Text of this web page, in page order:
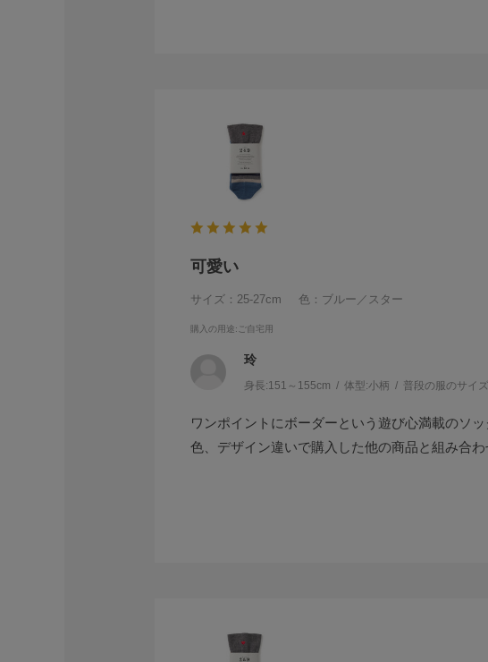
可愛い
サイズ：25-27cm 色：ブルー／スター
購入の用途:ご自宅用
玲
身長:151～155cm 体型:小柄 普段の服のサイ
ワンポイントにボーダーという遊び心満載のソ
色、デザイン違いで購入した他の商品と組み合